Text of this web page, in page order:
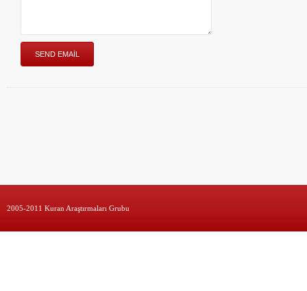
2005-2011 Kuran Araştırmaları Grubu